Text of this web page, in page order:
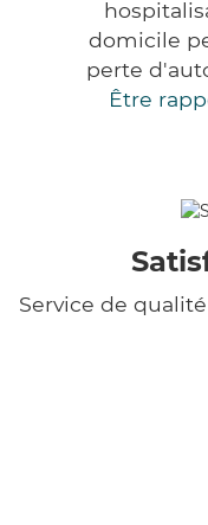
domicile
perte
Être
Service de